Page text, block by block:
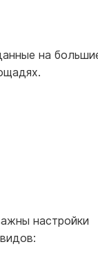
на
настройки